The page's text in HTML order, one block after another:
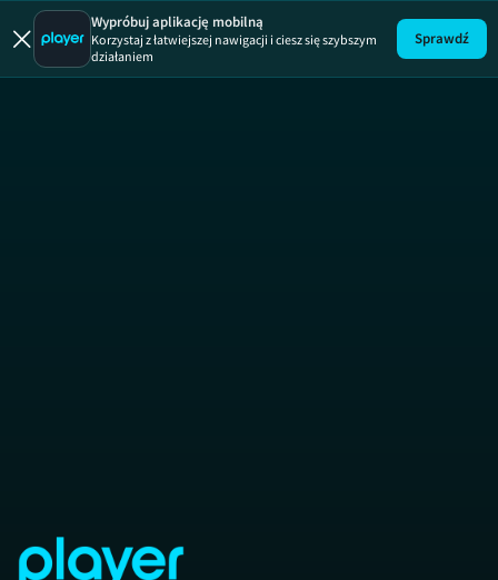
Brzydula
Wypróbuj aplikację mobilną
Korzystaj z łatwiejszej nawigacji i ciesz się szybszym
działaniem
Sprawdź